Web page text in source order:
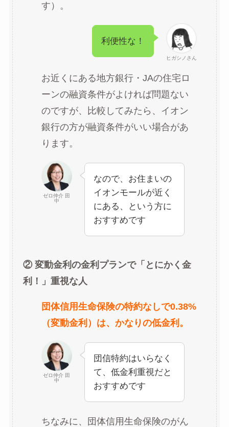
す）。
ヒガシノさん
利便性な！
お近くにある地方銀行・JAの住宅ロ
ーンの融資条件がよければ問題ない
のですが、比較してみたら、イオン
銀行の方が融資条件がいい場合があ
ります。
ゼロ仲介 田
中
なので、お住まいの
イオンモールが近く
にある、という方に
おすすめです
② 変動金利の金利プランで「とにかく金
利！」重視な人
団体信用生命保険の特約なしで0.38%
（変動金利）は、かなりの低金利。
ゼロ仲介 田
中
団信特約はいらなく
て、低金利重視だと
おすすめです
ちなみに、団体信用生命保険のがん